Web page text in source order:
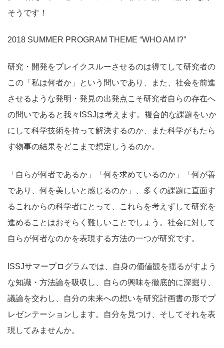
そうです！
2018 SUMMER PROGRAM THEME “WHO AM I?”
研究・開発をブレイクスルーさせるのは得てして研究者の
この「私は何者か」という問いであり、また、社会を前進
させるような発明・発見の出発点こそ研究者自らの存在へ
の問いであると我々ISSJは考えます。複合的な課題をいか
にして科学技術を持って解決するのか、また科学がもたら
す物事の結果をどこまで想定しうるのか。
「自らが何者であるか」「何を求めているのか」「何が善
であり、何を美しいと感じるのか」、多くの課題に直面す
るこれからの科学者にとって、これらを考えずして研究を
進めることはおそらく難しいことでしょう。社会に対して
自らが何者なのかを表現する方法の一つが研究です。
ISSJサマープログラムでは、自身の価値観を揺るがすよう
な知識・方法論を吸収し、自らの興味を徹底的に深掘り、
議論を交わし、自分の未来への想いを研究計画書の形でプ
レゼンテーションします。自分を見つけ、そしてそれを表
現してみませんか。